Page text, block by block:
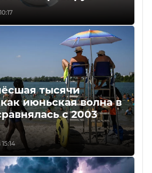
тысячи
июньская волна в
с 2003